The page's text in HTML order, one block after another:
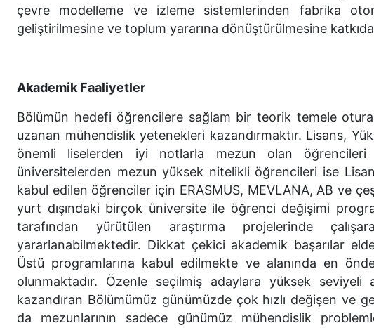
çevre modelleme ve izleme sistemlerinden fabrika
geliştirilmesine ve toplum yararına dönüştürülmesine
Akademik Faaliyetler
Bölümün hedefi öğrencilere sağlam bir teorik temele
uzanan mühendislik yetenekleri kazandırmaktır. Lisans,
önemli liselerden iyi notlarla mezun olan öğrencileri
üniversitelerden mezun yüksek nitelikli öğrencileri ise
kabul edilen öğrenciler için ERASMUS, MEVLANA, AB ve
yurt dışındaki birçok üniversite ile öğrenci değişimi
tarafından yürütülen araştırma projelerinde
yararlanabilmektedir. Dikkat çekici akademik başarılar
Üstü programlarına kabul edilmekte ve alanında en
olunmaktadır. Özenle seçilmiş adaylara yüksek
kazandıran Bölümümüz günümüzde çok hızlı değişen ve
da mezunlarının sadece günümüz mühendislik